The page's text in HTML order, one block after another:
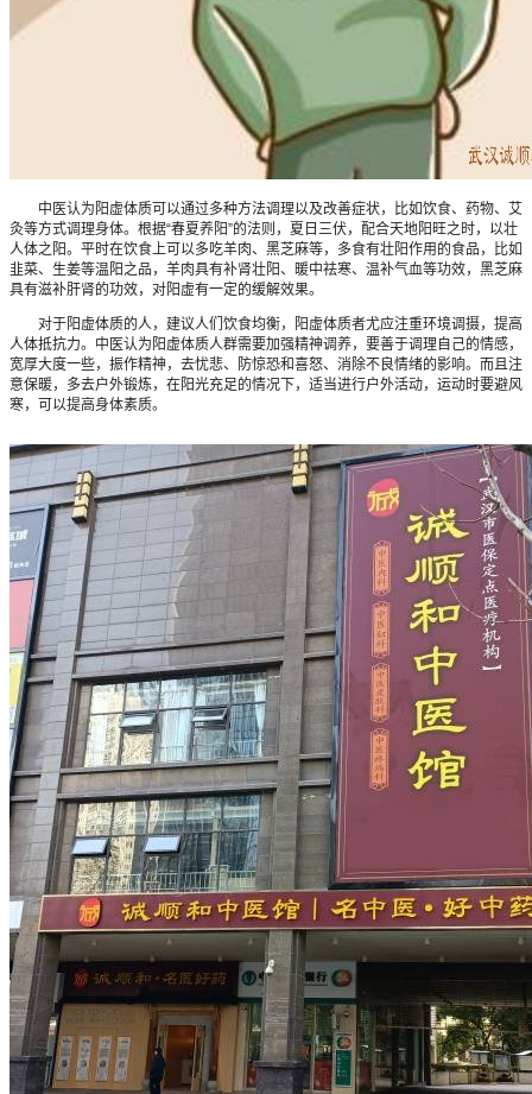
中医认为阳虚体质可以通过多种方法调理以及改善症状，比如饮食、药物、艾
灸等方式调理身体。根据“春夏养阳”的法则，夏日三伏，配合天地阳旺之时，以壮
人体之阳。平时在饮食上可以多吃羊肉、黑芝麻等，多食有壮阳作用的食品，比如
韭菜、生姜等温阳之品，羊肉具有补肾壮阳、暖中祛寒、温补气血等功效，黑芝麻
具有滋补肝肾的功效，对阳虚有一定的缓解效果。
对于阳虚体质的人，建议人们饮食均衡，阳虚体质者尤应注重环境调摄，提高
人体抵抗力。中医认为阳虚体质人群需要加强精神调养，要善于调理自己的情感，
宽厚大度一些，振作精神，去忧悲、防惊恐和喜怒、消除不良情绪的影响。而且注
意保暖，多去户外锻炼，在阳光充足的情况下，适当进行户外活动，运动时要避风
寒，可以提高身体素质。